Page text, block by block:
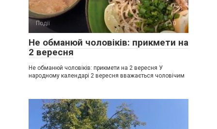
Події 0
Не обманюй чоловіків: прикмети на
2 вересня
Не обманюй чоловіків: прикмети на 2 вересня У
народному календарі 2 вересня вважається чоловічим